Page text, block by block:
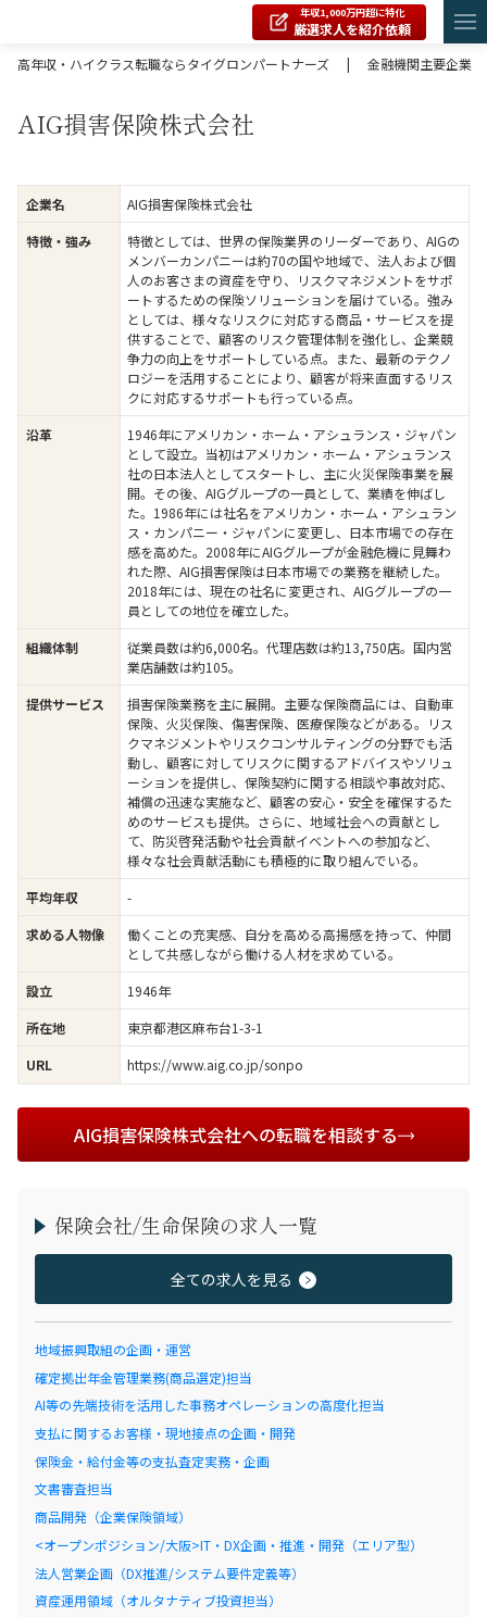
年収1,000万円超に特化
厳選求人を紹介依頼
高年収・ハイクラス転職ならタイグロンパートナーズ
| 金融機関主要企業
AIG損害保険株式会社
企業名 AIG損害保険株式会社
特徴・強み
特徴としては、世界の保険業界のリーダーであり、AIGの
メンバーカンパニーは約70の国や地域で、法人および個
人のお客さまの資産を守り、リスクマネジメントをサポ
ートするための保険ソリューションを届けている。強み
としては、様々なリスクに対応する商品・サービスを提
供することで、顧客のリスク管理体制を強化し、企業競
争⼒の向上をサポートしている点。また、最新のテクノ
ロジーを活⽤することにより、顧客が将来直⾯するリス
クに対応するサポートも行っている点。
沿革
1946年にアメリカン・ホーム・アシュランス・ジャパン
として設立。当初はアメリカン・ホーム・アシュランス
社の日本法人としてスタートし、主に火災保険事業を展
開。その後、AIGグループの一員として、業績を伸ばし
た。1986年には社名をアメリカン・ホーム・アシュラン
ス・カンパニー・ジャパンに変更し、日本市場での存在
感を高めた。2008年にAIGグループが金融危機に見舞わ
れた際、AIG損害保険は日本市場での業務を継続した。
2018年には、現在の社名に変更され、AIGグループの一
員としての地位を確立した。
組織体制
従業員数は約6,000名。代理店数は約13,750店。国内営
業店舗数は約105。
提供サービス
損害保険業務を主に展開。主要な保険商品には、自動車
保険、火災保険、傷害保険、医療保険などがある。リス
クマネジメントやリスクコンサルティングの分野でも活
動し、顧客に対してリスクに関するアドバイスやソリュ
ーションを提供し、保険契約に関する相談や事故対応、
補償の迅速な実施など、顧客の安心・安全を確保するた
めのサービスも提供。さらに、地域社会への貢献とし
て、防災啓発活動や社会貢献イベントへの参加など、
様々な社会貢献活動にも積極的に取り組んでいる。
平均年収 -
求める人物像
働くことの充実感、自分を高める高揚感を持って、仲間
として共感しながら働ける人材を求めている。
設立 1946年
所在地 東京都港区麻布台1-3-1
URL https://www.aig.co.jp/sonpo
AIG損害保険株式会社への転職を相談する
保険会社/生命保険の求人一覧
全ての求人を見る
地域振興取組の企画・運営
確定拠出年金管理業務(商品選定)担当
AI等の先端技術を活用した事務オペレーションの高度化担当
支払に関するお客様・現地接点の企画・開発
保険金・給付金等の支払査定実務・企画
文書審査担当
商品開発（企業保険領域）
<オープンポジション/大阪>IT・DX企画・推進・開発（エリア型）
法人営業企画（DX推進/システム要件定義等）
資産運用領域（オルタナティブ投資担当）